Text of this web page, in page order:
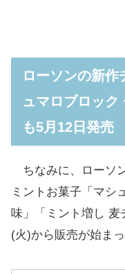
ローソンの新
ュマロブロック
も5月12日発売
ちなみに、ローソ
ミントお菓子「マシ
味」「ミント増し 麦
(火)から販売が始まっ